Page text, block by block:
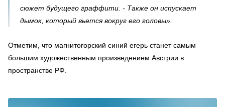
сюжет будущего граффити. - Также он испускает
дымок, который вьется вокруг его головы»
Отметим, что магнитогорский синий егерь станет самым
большим художественным произведением Австрии в
пространстве РФ.